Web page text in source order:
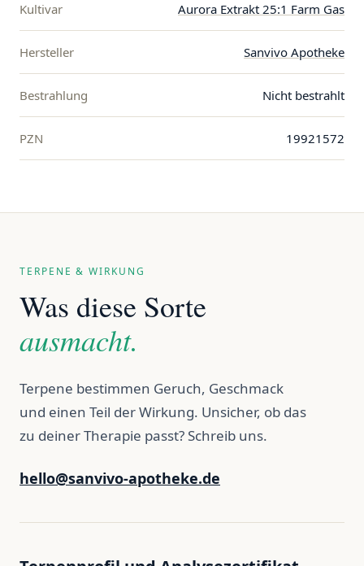
Kultivar Aurora Extrakt 25:1 Farm Gas
Hersteller Sanvivo Apotheke
Bestrahlung Nicht bestrahlt
PZN 19921572
TERPENE & WIRKUNG
Was diese Sorte
ausmacht.
Terpene bestimmen Geruch, Geschmack
und einen Teil der Wirkung. Unsicher, ob das
zu deiner Therapie passt? Schreib uns.
hello@sanvivo-apotheke.de